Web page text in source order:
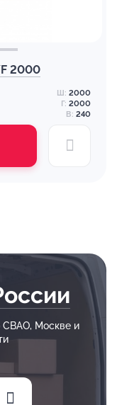
2000
Ш: 2000
Г: 2000
В: 240
СВАО, Москве и